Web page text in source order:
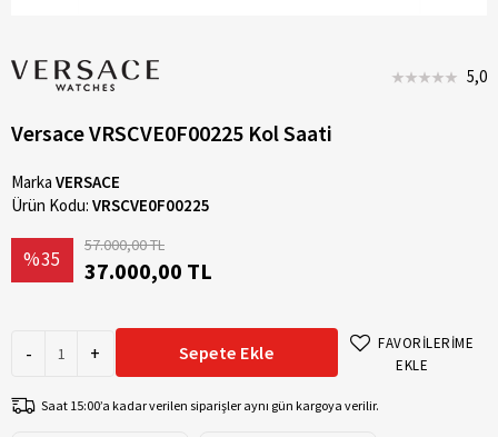
5,0
Versace VRSCVE0F00225 Kol Saati
Marka VERSACE
Ürün Kodu: VRSCVE0F00225
%35
57.000,00 TL
37.000,00 TL
- + Sepete Ekle
FAVORİLERİME
EKLE
Saat 15:00’a kadar verilen siparişler aynı gün kargoya verilir.